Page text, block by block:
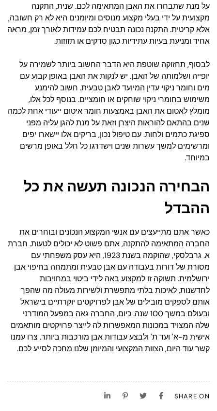
על מנת שתבחרו את האבן המתאימה לכם. שנית, התקנה
מקצועית על ידי בעלי מקצוע מנוסים ומיומנים היא לא רק חשובה,
אלא קריטית. התקנה נכונה תבטיח לכם עמידות לאורך זמן, מראה
אחיד ומניעת בעיות עתידיות כגון סדקים או תזוזות.
לבסוף, תחזוקה שוטפת היא הדבר החשוב ביותר לשמירה על
יופייה ושלמותה של האבן. יש לנקות את האבן באופן קבוע עם
מים וחומר ניקוי עדין המיועד לאבן טבעית. חשוב להימנע
משימוש בחומרי ניקוי שוחקים או חומציים. בנוסף לכל אלו,
מומלץ לאטום את האבן באמצעות חומר איטום ייעודי אחת לכמה
שנים בהתאם להוראות היצרן וזאת על מנת להגן עליה מפני
ספיגת כתמים ולחות. עם טיפול נכון, בריקים אלו יישארו יפים
ומרשימים למשך עשרות שנים וישדרגו כל חלל באופן מרשים
במיוחד.
הבחירה הנכונה תעשה את כל
ההבדל
כאשר אתם מתייעצים עם אנשי המקצוע הנכונים ובוחרים את
החברה המתאימה להתקנה, אתם פשוט לא יכולים לטעות. חברת
א. גרבלסקי, שהוקמה בשנת 1923, היא עסק משפחתי עם
מסורת של דורות בעבודה עם אבן טבעית ומתמחה בחיפוי אבן
ירושלמית. תשוקה זו למקצוע באה לידי ביטוי במחויבות
לחדשנות, לאיכות בלתי מתפשרת ולשירות מעולה מה שהפך
אותם לספקים מובילים של אבן לפרויקטים יוקרתיים בישראל
ובעולם במשך 100 שנה. כיום, החברה גאה במפעל המודרני
שלה המצויד במכונות המאפשרות לה לייצר פרויקטים מותאמים
אישית מ-א' ועד ת' ולבצע עבודות אבן מורכבות ביותר. צרו עמנו
קשר עוד היום, הצוות המקצועי והמיומן שלנו מחכה לסייע לכם.
SHARE ON